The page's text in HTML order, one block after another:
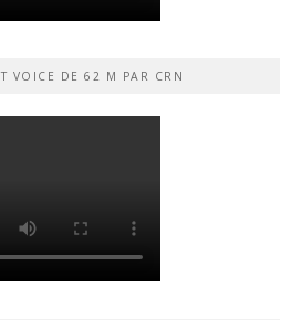
VOICE DE 62 M PAR CRN